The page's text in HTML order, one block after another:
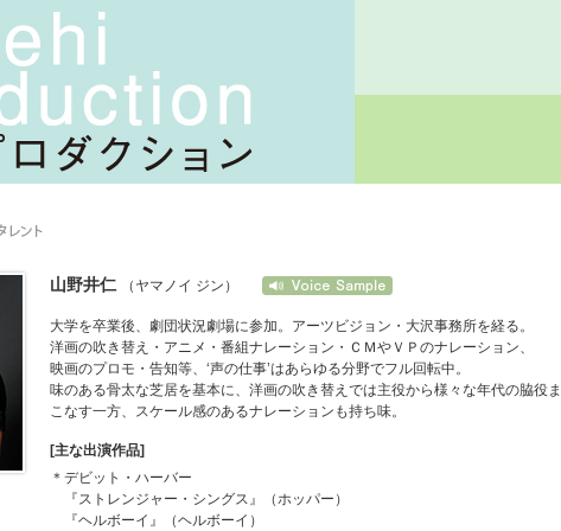
山野井仁 （ヤマノイ ジン）
大学を卒業後、劇団状況劇場に参加。アーツビジョン・大沢事務所を経る。
洋画の吹き替え・アニメ・番組ナレーション・ＣＭやＶＰのナレーション、
映画のプロモ・告知等、‘声の仕事’はあらゆる分野でフル回転中。
味のある骨太な芝居を基本に、洋画の吹き替えでは主役から様々な年代の脇役
こなす一方、スケール感のあるナレーションも持ち味。
[主な出演作品]
＊デビット・ハーバー
『ストレンジャー・シングス』（ホッパー）
『ヘルボーイ』（ヘルボーイ）